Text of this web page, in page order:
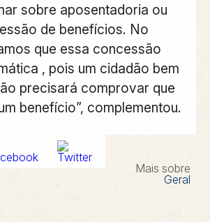
sobre aposentadoria ou
de benefícios. No
que essa concessão
, pois um cidadão bem
precisará comprovar que
benefício”, complementou.
Mais sobre
Geral